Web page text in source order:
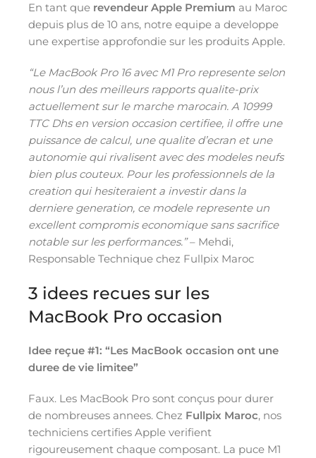
En tant que revendeur Apple Premium au Maroc
depuis plus de 10 ans, notre equipe a developpe
une expertise approfondie sur les produits Apple.
“Le MacBook Pro 16 avec M1 Pro represente selon
nous l’un des meilleurs rapports qualite-prix
actuellement sur le marche marocain. A 10999
TTC Dhs en version occasion certifiee, il offre une
puissance de calcul, une qualite d’ecran et une
autonomie qui rivalisent avec des modeles neufs
bien plus couteux. Pour les professionnels de la
creation qui hesiteraient a investir dans la
derniere generation, ce modele represente un
excellent compromis economique sans sacrifice
notable sur les performances.”– Mehdi,
Responsable Technique chez Fullpix Maroc
3 idees recues sur les
MacBook Pro occasion
Idee reçue #1: “Les MacBook occasion ont une
duree de vie limitee”
Faux. Les MacBook Pro sont conçus pour durer
de nombreuses annees. Chez Fullpix Maroc, nos
techniciens certifies Apple verifient
rigoureusement chaque composant. La puce M1